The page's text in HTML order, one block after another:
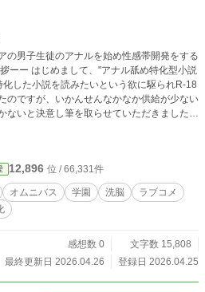
の男子生徒のアナルを始め性感帯開発をする
した小説を読みたいという欲に駆られR-18
のですが、いかんせんなかなか供給が少ない
ないと決意し筆を取らせていただきました。
ます。一応作中の時間は経過しますが単話
イトル見て気になった話だけを読むとかも
"アナル舐め"にのみ焦点を当てた話を楽し
動をするのは生まれてはじめてで、技術も
で書いているので拙い部分多々あるかと思
みんなアナル舐めをすこ
よろしくお願いします。 ーー注意書
のでペア以外の生徒が肉体関係を直接結ぶ
12,896 位 / 66,331件
オムニバス 学園 洗脳
ラブコメ
感想数 0
文字数 15,808
最終更新日 2026.04.26
登録日 2026.04.25